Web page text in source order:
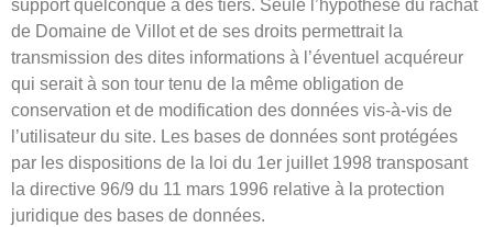
support quelconque à des tiers. Seule l’hypothèse du rachat
de Domaine de Villot et de ses droits permettrait la
transmission des dites informations à l’éventuel acquéreur
qui serait à son tour tenu de la même obligation de
conservation et de modification des données vis-à-vis de
l’utilisateur du site. Les bases de données sont protégées
par les dispositions de la loi du 1er juillet 1998 transposant
la directive 96/9 du 11 mars 1996 relative à la protection
juridique des bases de données.